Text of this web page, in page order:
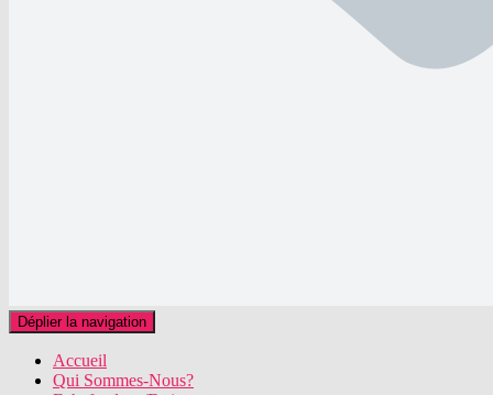
Déplier la navigation
Accueil
Qui Sommes-Nous?